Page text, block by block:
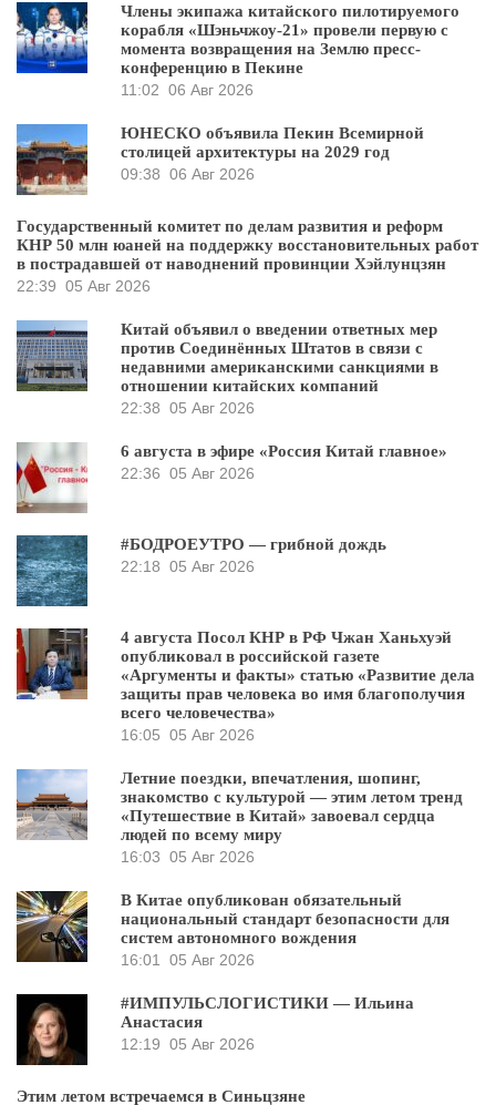
Члены экипажа китайского пилотируемого
корабля «Шэньчжоу-21» провели первую с
момента возвращения на Землю пресс-
конференцию в Пекине
11:02 06 Авг 2026
ЮНЕСКО объявила Пекин Всемирной
столицей архитектуры на 2029 год
09:38 06 Авг 2026
Государственный комитет по делам развития и реформ
КНР 50 млн юаней на поддержку восстановительных работ
в пострадавшей от наводнений провинции Хэйлунцзян
22:39 05 Авг 2026
Китай объявил о введении ответных мер
против Соединённых Штатов в связи с
недавними американскими санкциями в
отношении китайских компаний
22:38 05 Авг 2026
6 августа в эфире «Россия Китай главное»
22:36 05 Авг 2026
#БОДРОЕУТРО — грибной дождь
22:18 05 Авг 2026
4 августа Посол КНР в РФ Чжан Ханьхуэй
опубликовал в российской газете
«Аргументы и факты» статью «Развитие дела
защиты прав человека во имя благополучия
всего человечества»
16:05 05 Авг 2026
Летние поездки, впечатления, шопинг,
знакомство с культурой — этим летом тренд
«Путешествие в Китай» завоевал сердца
людей по всему миру
16:03 05 Авг 2026
В Китае опубликован обязательный
национальный стандарт безопасности для
систем автономного вождения
16:01
05 Авг 2026
#ИМПУЛЬСЛОГИСТИКИ — Ильина
Анастасия
12:19 05 Авг 2026
Этим летом встречаемся в Синьцзяне